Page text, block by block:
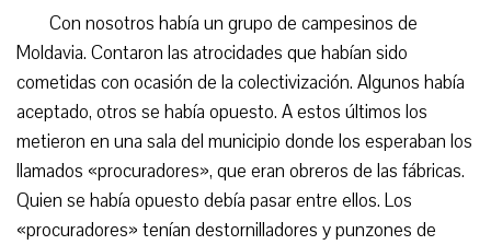
Con nosotros había un grupo de campesinos de
Moldavia. Contaron las atrocidades que habían sido
cometidas con ocasión de la colectivización. Algunos había
aceptado, otros se había opuesto. A estos últimos los
metieron en una sala del municipio donde los esperaban los
llamados «procuradores», que eran obreros de las fábricas.
Quien se había opuesto debía pasar entre ellos. Los
«procuradores» tenían destornilladores y punzones de